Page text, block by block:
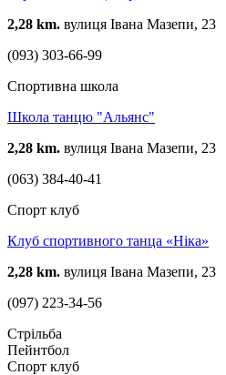
2,28 km. вулиця Івана Мазепи, 23
(093) 303-66-99
Спортивна школа
Школа танцю "Альянс"
2,28 km. вулиця Івана Мазепи, 23
(063) 384-40-41
Спорт клуб
Клуб спортивного танца «Ніка»
2,28 km. вулиця Івана Мазепи, 23
(097) 223-34-56
Стрільба
Пейнтбол
Спорт клуб